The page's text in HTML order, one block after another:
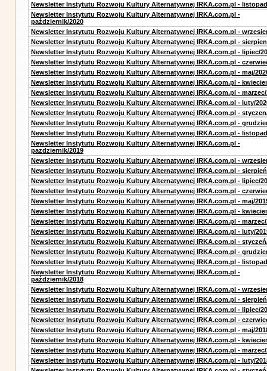
Newsletter Instytutu Rozwoju Kultury Alternatywnej IRKA.com.pl -
Newsletter Instytutu Rozwoju Kultury Alternatywnej IRKA.com.pl -
październik/2020
Newsletter Instytutu Rozwoju Kultury Alternatywnej IRKA.com.pl -
Newsletter Instytutu Rozwoju Kultury Alternatywnej IRKA.com.pl -
Newsletter Instytutu Rozwoju Kultury Alternatywnej IRKA.com.pl - lipiec/
Newsletter Instytutu Rozwoju Kultury Alternatywnej IRKA.com.pl -
Newsletter Instytutu Rozwoju Kultury Alternatywnej IRKA.com.pl - maj/
Newsletter Instytutu Rozwoju Kultury Alternatywnej IRKA.com.pl -
Newsletter Instytutu Rozwoju Kultury Alternatywnej IRKA.com.pl - marzec/
Newsletter Instytutu Rozwoju Kultury Alternatywnej IRKA.com.pl - luty/
Newsletter Instytutu Rozwoju Kultury Alternatywnej IRKA.com.pl -
Newsletter Instytutu Rozwoju Kultury Alternatywnej IRKA.com.pl -
Newsletter Instytutu Rozwoju Kultury Alternatywnej IRKA.com.pl -
Newsletter Instytutu Rozwoju Kultury Alternatywnej IRKA.com.pl -
pazdziernik/2019
Newsletter Instytutu Rozwoju Kultury Alternatywnej IRKA.com.pl -
Newsletter Instytutu Rozwoju Kultury Alternatywnej IRKA.com.pl -
Newsletter Instytutu Rozwoju Kultury Alternatywnej IRKA.com.pl - lipiec/
Newsletter Instytutu Rozwoju Kultury Alternatywnej IRKA.com.pl -
Newsletter Instytutu Rozwoju Kultury Alternatywnej IRKA.com.pl - maj/
Newsletter Instytutu Rozwoju Kultury Alternatywnej IRKA.com.pl -
Newsletter Instytutu Rozwoju Kultury Alternatywnej IRKA.com.pl - marzec/
Newsletter Instytutu Rozwoju Kultury Alternatywnej IRKA.com.pl - luty/
Newsletter Instytutu Rozwoju Kultury Alternatywnej IRKA.com.pl -
Newsletter Instytutu Rozwoju Kultury Alternatywnej IRKA.com.pl -
Newsletter Instytutu Rozwoju Kultury Alternatywnej IRKA.com.pl -
Newsletter Instytutu Rozwoju Kultury Alternatywnej IRKA.com.pl -
październik/2018
Newsletter Instytutu Rozwoju Kultury Alternatywnej IRKA.com.pl -
Newsletter Instytutu Rozwoju Kultury Alternatywnej IRKA.com.pl -
Newsletter Instytutu Rozwoju Kultury Alternatywnej IRKA.com.pl - lipiec/
Newsletter Instytutu Rozwoju Kultury Alternatywnej IRKA.com.pl -
Newsletter Instytutu Rozwoju Kultury Alternatywnej IRKA.com.pl - maj/
Newsletter Instytutu Rozwoju Kultury Alternatywnej IRKA.com.pl -
Newsletter Instytutu Rozwoju Kultury Alternatywnej IRKA.com.pl - marzec/
Newsletter Instytutu Rozwoju Kultury Alternatywnej IRKA.com.pl - luty/